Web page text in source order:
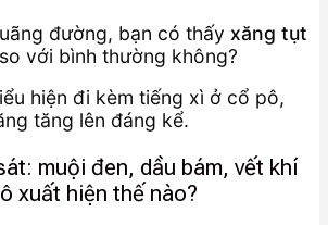
đường, bạn có thấy xăng tụt
so với bình thường không?
hiện đi kèm tiếng xì ở cổ pô,
tăng lên đáng kể.
muội đen, dầu bám, vết khí
xuất hiện thế nào?